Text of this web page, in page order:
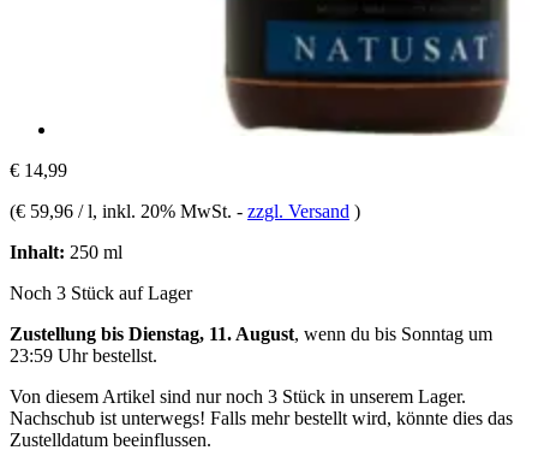
€ 14,99
(€ 59,96 / l, inkl. 20% MwSt. - zzgl. Versand )
Inhalt: 250 ml
Noch 3 Stück auf Lager
Zustellung bis Dienstag, 11. August, wenn du bis Sonntag um
23:59 Uhrbestellst.
Von diesem Artikel sind nur noch 3 Stück in unserem Lager.
Nachschub ist unterwegs! Falls mehr bestellt wird, könnte dies das
Zustelldatum beeinflussen.